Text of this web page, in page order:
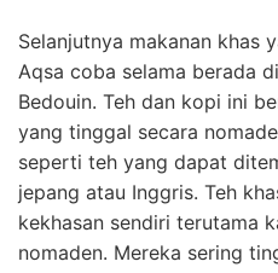
Selanjutnya makanan khas
Aqsa coba selama berada
Bedouin. Teh dan kopi ini
yang tinggal secara
seperti teh yang dapat
jepang atau Inggris. Teh
kekhasan sendiri terutama
nomaden. Mereka sering